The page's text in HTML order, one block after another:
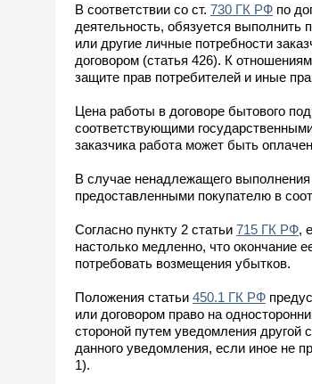
В соответствии со ст. 730 ГК РФ по
деятельность, обязуется выполнить
или другие личные потребности
договором (статья 426). К
защите прав потребителей и иные
Цена работы в договоре бытового
соответствующими
заказчика работа может быть
В случае ненадлежащего
предоставленными покупателю в
Согласно пункту 2 статьи 715 ГК РФ,
настолько медленно, что окончание
потребовать возмещения убытков.
Положения статьи 450.1 ГК РФ
или договором право на
стороной путем уведомления другой
данного уведомления, если иное не
1).